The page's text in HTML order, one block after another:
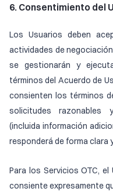
6. Consentimiento del
Los Usuarios deben
actividades de
se gestionarán y
términos del Acuerdo de
consienten los términos
solicitudes razonables
(incluida información
responderá de forma clara
Para los Servicios OTC,
consiente expresamente